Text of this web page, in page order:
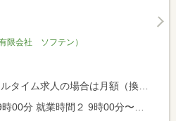
限会社 ソフテン）
（換算額）、パート求人の場合は時間額を表示しています。